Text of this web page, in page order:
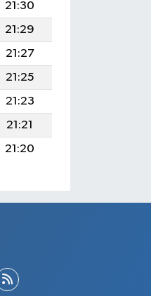
21:30
21:29
21:27
21:25
21:23
21:21
21:20